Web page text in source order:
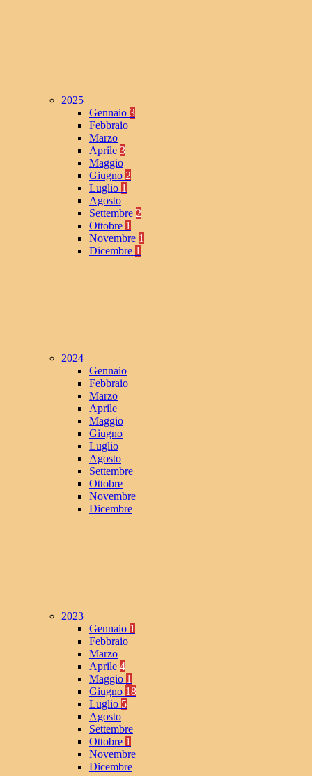
2025
Gennaio 3
Febbraio
Marzo
Aprile 3
Maggio
Giugno 2
Luglio 1
Agosto
Settembre 2
Ottobre 1
Novembre 1
Dicembre 1
2024
Gennaio
Febbraio
Marzo
Aprile
Maggio
Giugno
Luglio
Agosto
Settembre
Ottobre
Novembre
Dicembre
2023
Gennaio 1
Febbraio
Marzo
Aprile 4
Maggio 1
Giugno 18
Luglio 5
Agosto
Settembre
Ottobre 1
Novembre
Dicembre